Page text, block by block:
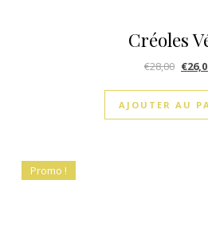
Créoles
€28,00 €
AJOUTER AU
Promo !